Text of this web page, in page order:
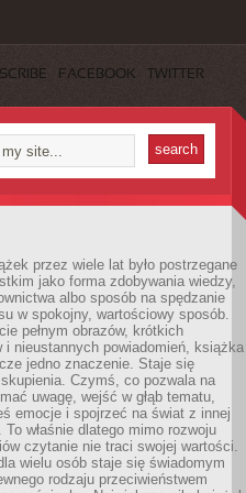
FACEBOOK TWITTER
przez wiele lat było postrzegane
jako forma zdobywania wiedzy,
albo sposób na spędzanie
w spokojny, wartościowy sposób.
pełnym obrazów, krótkich
i nieustannych powiadomień, książka
jedno znaczenie. Staje się
Czymś, co pozwala na
uwagę, wejść w głąb tematu,
emocje i spojrzeć na świat z innej
To właśnie dlatego mimo rozwoju
czytanie nie traci swojej wartości.
wielu osób staje się świadomym
rodzaju przeciwieństwem